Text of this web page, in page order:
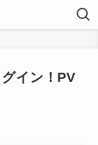
イン！PV